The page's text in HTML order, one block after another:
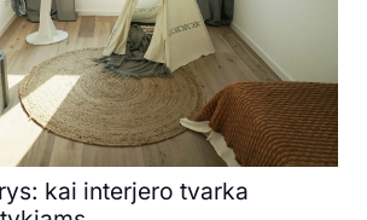
kai interjero tvarka